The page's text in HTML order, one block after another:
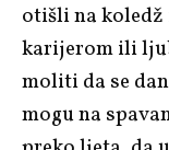
otišli na
karijerom ili
moliti da se
mogu na